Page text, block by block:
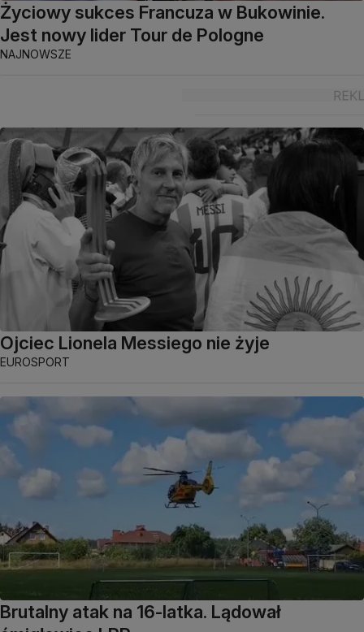
Życiowy sukces Francuza w Bukowinie.
Jest nowy lider Tour de Pologne
NAJNOWSZE
Ojciec Lionela Messiego nie żyje
EUROSPORT
Brutalny atak na 16-latka. Lądował